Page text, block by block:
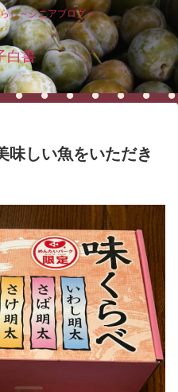
し～シニアブログ～
白書
味しい魚をいただき